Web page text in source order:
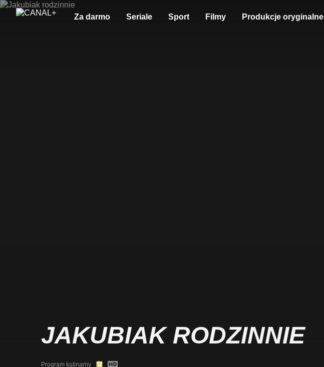
Za darmo Seriale Sport Filmy Produkcje oryginalne
JAKUBIAK RODZINNIE
Program kulinarny